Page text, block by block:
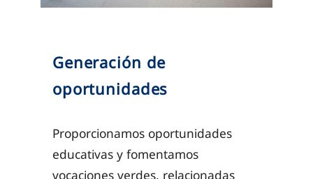
Generación de
oportunidades
Proporcionamos oportunidades
educativas y fomentamos
vocaciones verdes, relacionadas